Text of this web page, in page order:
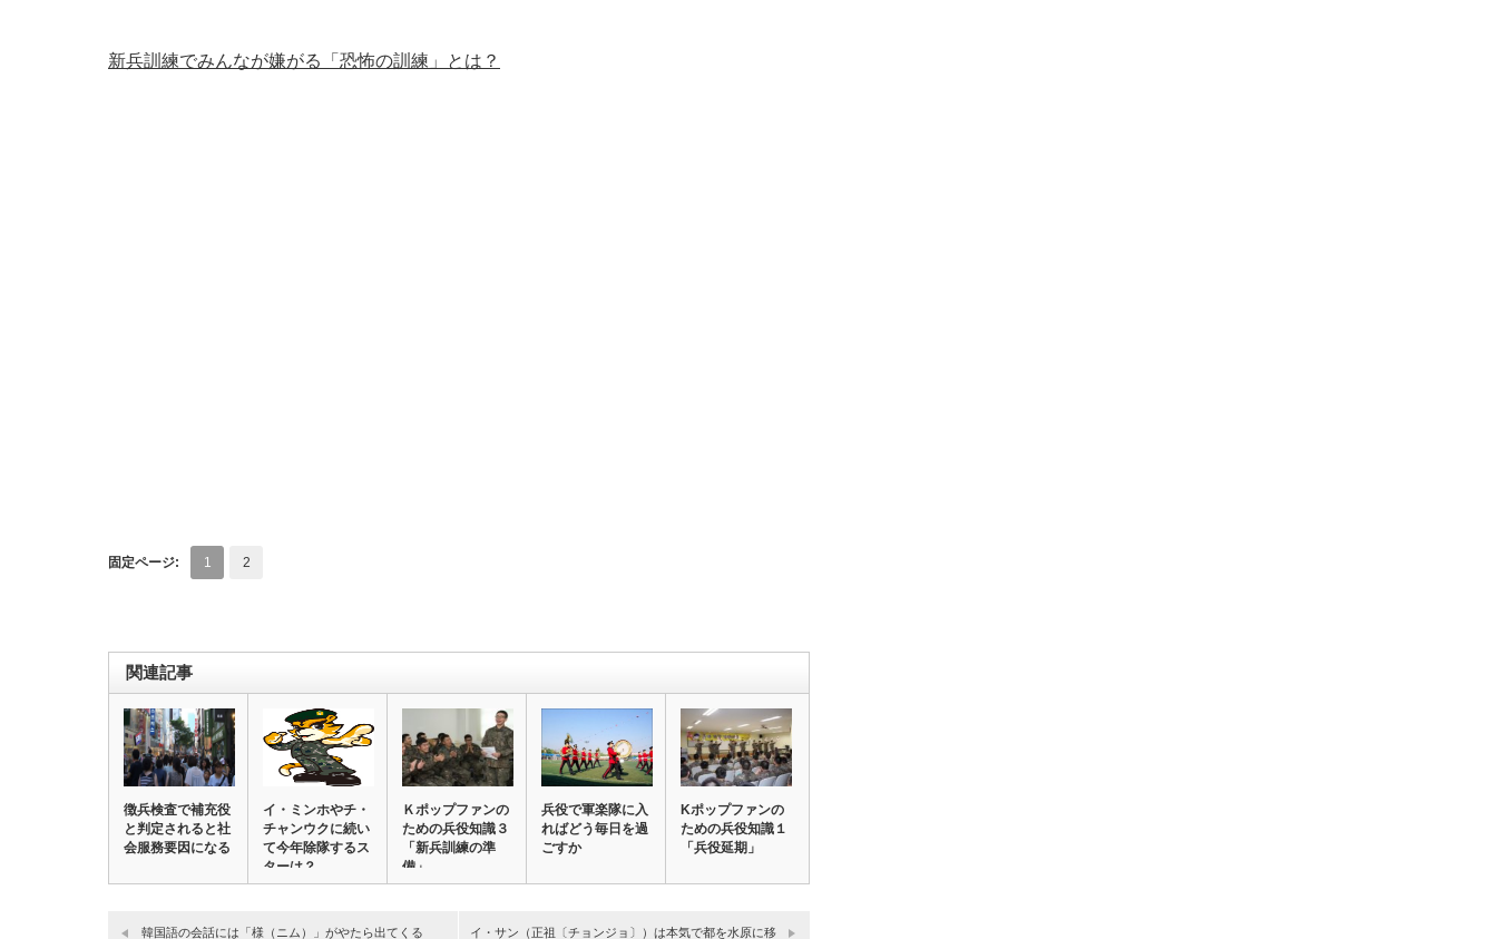
新兵訓練でみんなが嫌がる「恐怖の訓練」とは？
固定ページ: 1 2
関連記事
徴兵検査で補充役
と判定されると社
会服務要因になる
イ・ミンホやチ・
チャンウクに続い
て今年除隊するス
ターは？
Ｋポップファンの
ための兵役知識３
「新兵訓練の準
備」
兵役で軍楽隊に入
ればどう毎日を過
ごすか
Kポップファンの
ための兵役知識１
「兵役延期」
韓国語の会話には「様（ニム）」がやたら出てくる イ・サン（正祖〔チョンジョ〕）は本気で都を水原に移